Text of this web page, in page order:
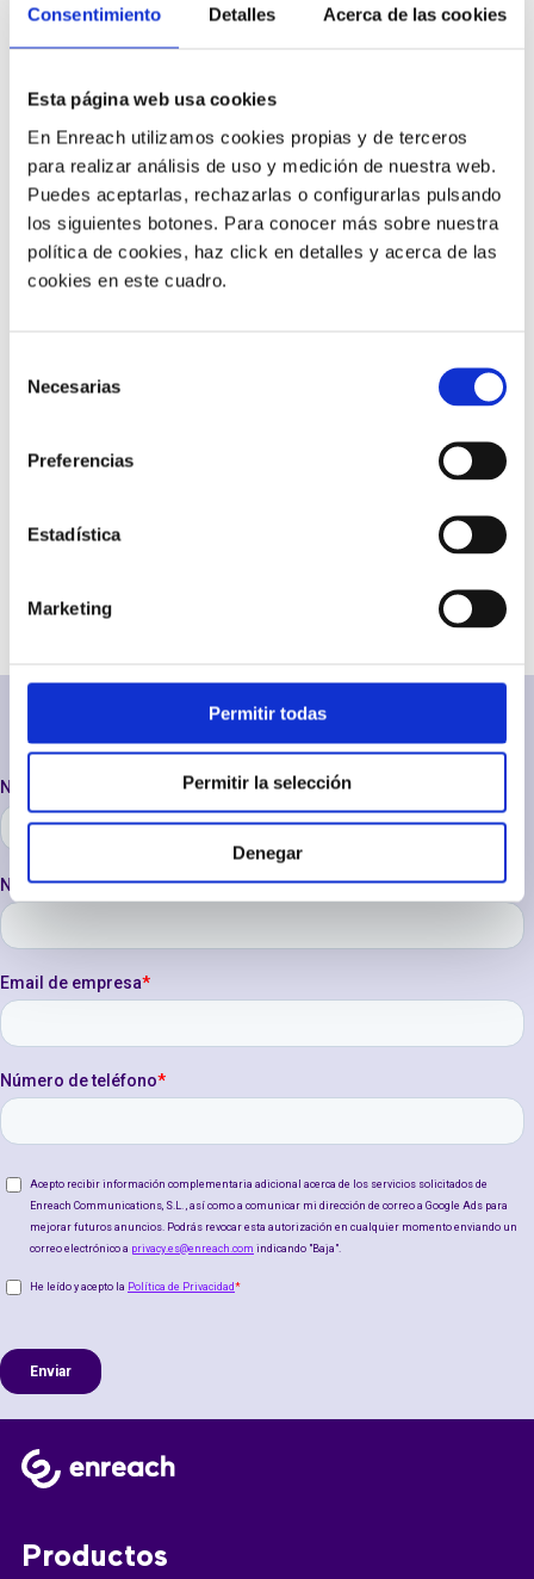
Consentimiento Detalles Acerca de las cookies
Esta página web usa cookies
En Enreach utilizamos cookies propias y de terceros
para realizar análisis de uso y medición de nuestra web.
Puedes aceptarlas, rechazarlas o configurarlas pulsando
los siguientes botones. Para conocer más sobre nuestra
política de cookies, haz click en detalles y acerca de las
cookies en este cuadro.
Necesarias
Preferencias
Estadística
Marketing
Permitir todas
Permitir la selección
Denegar
TU TELEFONÍA, SIEMPRE BAJO
CONTROL
Gestiona toda tu numeración y líneas 902 a través de
un único panel de control. Una herramienta práctica e
intuitiva, accesible las 24 horas desde cualquier
dispositivo conectado a internet. Nunca ha sido tan
fácil gestionar tu telefonía y conocer en tiempo real
toda la información de tu plan.
SOLICITAR INFORMACIÓN
Productos